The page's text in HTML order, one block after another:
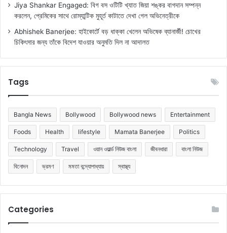
Jiya Shankar Engaged: বিগ বস ওটিটি খ্যাত জিয়া শঙ্কর বাগদান সম্পন্ন
করলেন, প্রেমিকের সাথে রোম্যান্টিক মুহূর্ত কাটাতে দেখা গেল অভিনেত্রীকে
Abhishek Banerjee: হাইকোর্টে বড় ধাক্কা খেলেন অভিষেক ব্যানার্জী! চোখের
চিকিৎসার জন্য তাঁকে বিদেশ যাওয়ার অনুমতি দিল না আদালত
Tags
Bangla News Bollywood Bollywood news Entertainment
Foods Health lifestyle Mamata Banerjee Politics
Technology Travel ওয়ান ওয়ার্ল্ড নিউজ বাংলা জীবনধারা বাংলা নিউজ
বিনোদন ভ্রমণ মমতা বন্দ্যোপাধ্যায় স্বাস্থ্য
Categories